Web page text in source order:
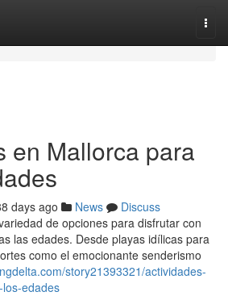
en Mallorca para
days ago News
Discuss
de opciones para disfrutar con
las edades. Desde playas idílicas para
como el emocionante senderismo
story21393321/actividades-
edades